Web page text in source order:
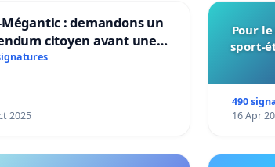
Mégantic : demandons un
citoyen avant une
irréversible de
2025
Pour
sport-
490
16 Apr